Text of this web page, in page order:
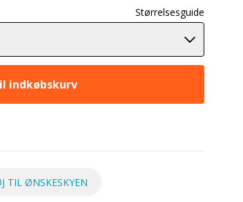
Størrelsesguide
indkøbskurv
TIL ØNSKESKYEN